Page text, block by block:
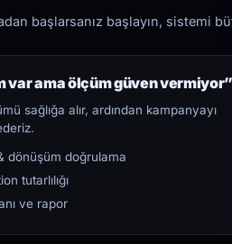
başlarsanız başlayın, sistemi
var ama ölçüm güven
sağlığa alır, ardından kampanyayı
dönüşüm doğrulama
tutarlılığı
ve rapor